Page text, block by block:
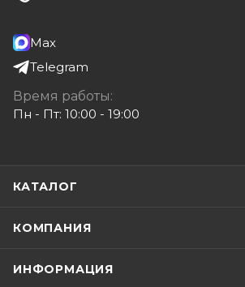
Max
Telegram
Время работы:
Пн - Пт: 10:00 - 19:00
КАТАЛОГ
КОМПАНИЯ
ИНФОРМАЦИЯ